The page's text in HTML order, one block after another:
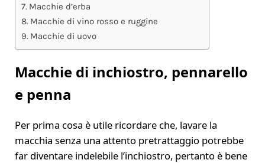
Macchie d’erba
Macchie di vino rosso e ruggine
Macchie di uovo
Macchie di inchiostro, pennarello
e penna
Per prima cosa è utile ricordare che, lavare la
macchia senza una attento pretrattaggio potrebbe
far diventare indelebile l’inchiostro, pertanto è bene